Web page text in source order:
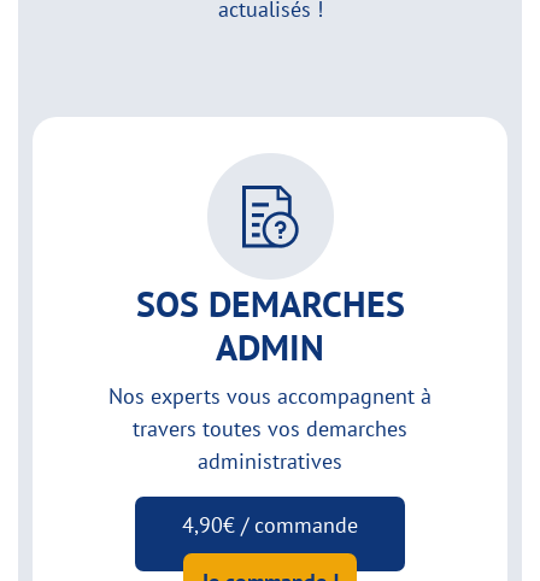
actualisés !
SOS DEMARCHES
ADMIN
Nos experts vous accompagnent à
travers toutes vos demarches
administratives
4,90€ / commande